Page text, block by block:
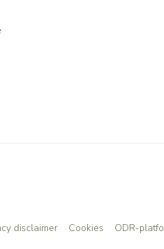
disclaimer Cookies ODR-